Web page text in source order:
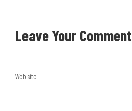
Leave Your Comment